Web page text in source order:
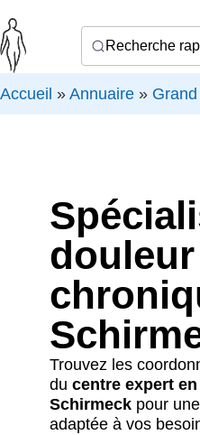
Recherche
Accueil » Annuaire »
douleur
Trouvez les
du centre expert
Schirmeck pour
adaptée à vos